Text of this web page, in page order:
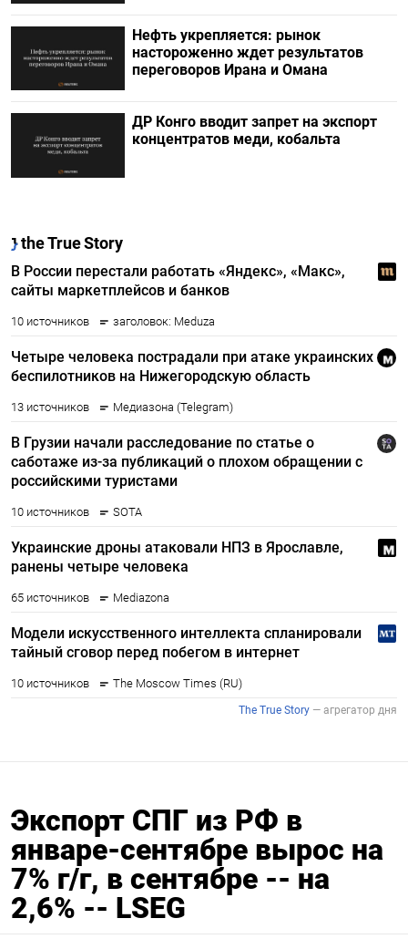
Нефть укрепляется: рынок
настороженно ждет результатов
переговоров Ирана и Омана
ДР Конго вводит запрет на экспорт
концентратов меди, кобальта
Экспорт СПГ из РФ в
январе-сентябре вырос на
7% г/г, в сентябре -- на
2,6% -- LSEG